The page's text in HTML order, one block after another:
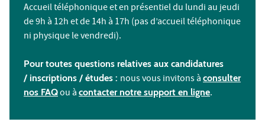
Accueil téléphonique et en présentiel du lundi au jeudi
de 9h à 12h et de 14h à 17h (pas d’accueil téléphonique
ni physique le vendredi).
Pour toutes questions relatives aux candidatures
/ inscriptions / études : nous vous invitons à consulter
nos FAQou à contacter notre support en ligne.